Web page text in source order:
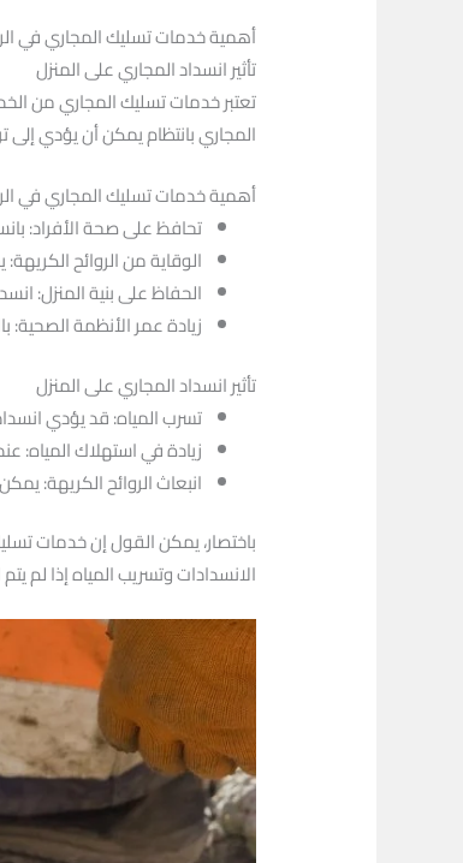
أهمية خدمات تسليك المجاري في
تأثير انسداد المجاري على المنزل
تعتبر خدمات تسليك المجاري من
المجاري بانتظام يمكن أن يؤدي
أهمية خدمات تسليك المجاري في
تحافظ على صحة الأفراد:
الوقاية من الروائح
الحفاظ على بنية المنزل:
زيادة عمر الأنظمة الصحية:
تأثير انسداد المجاري على المنزل
تسرب المياه: قد يؤدي
زيادة في استهلاك المياه:
انبعاث الروائح الكريهة:
باختصار، يمكن القول إن خدمات
الانسدادات وتسريب المياه إذا لم